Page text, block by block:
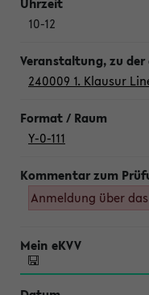
10-12
240009 1. Klausur
Y-0-111
Anmeldung über